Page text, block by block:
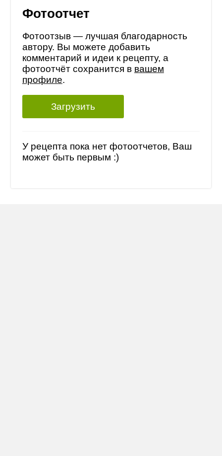
Фотоотчет
Фотоотзыв — лучшая благодарность
автору. Вы можете добавить
комментарий и идеи к рецепту, а
фотоотчёт сохранится в вашем
профиле.
Загрузить
У рецепта пока нет фотоотчетов, Ваш
может быть первым :)